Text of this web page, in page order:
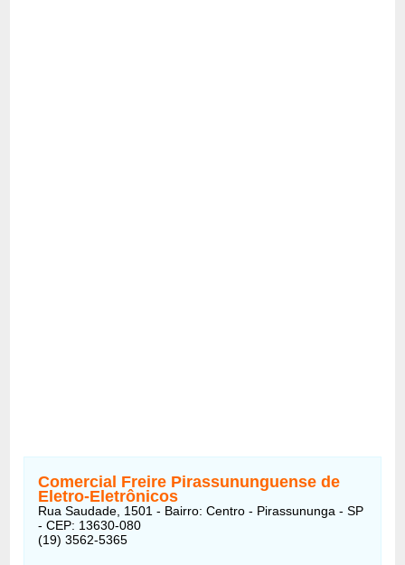
Comercial Freire Pirassununguense de
Eletro-Eletrônicos
Rua Saudade, 1501 - Bairro: Centro - Pirassununga - SP
- CEP: 13630-080
(19) 3562-5365